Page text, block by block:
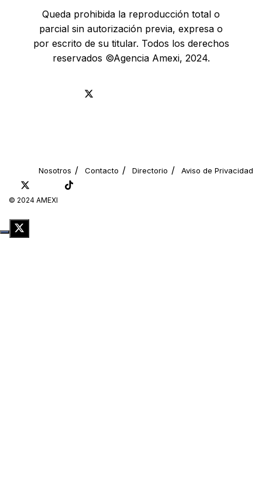
Queda prohibida la reproducción total o
parcial sin autorización previa, expresa o
por escrito de su titular. Todos los derechos
reservados ©Agencia Amexi, 2024.
Nosotros Contacto Directorio Aviso de Privacidad
© 2024 AMEXI